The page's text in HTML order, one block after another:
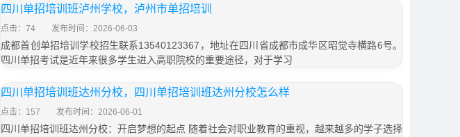
四川单招培训班泸州学校，泸州市单招培训
点击：74 发布时间：2026-06-03
成都首创单招培训学校招生联系13540123367，地址在四川省成都市成华区昭觉寺横路6号。
四川单招考试是近年来很多学生进入高职院校的重要途径，对于学习
四川单招培训班达州分校，四川单招培训班达州分校怎么样
点击：157 发布时间：2026-06-01
四川单招培训班达州分校：开启梦想的起点 随着社会对职业教育的重视，越来越多的学子选择